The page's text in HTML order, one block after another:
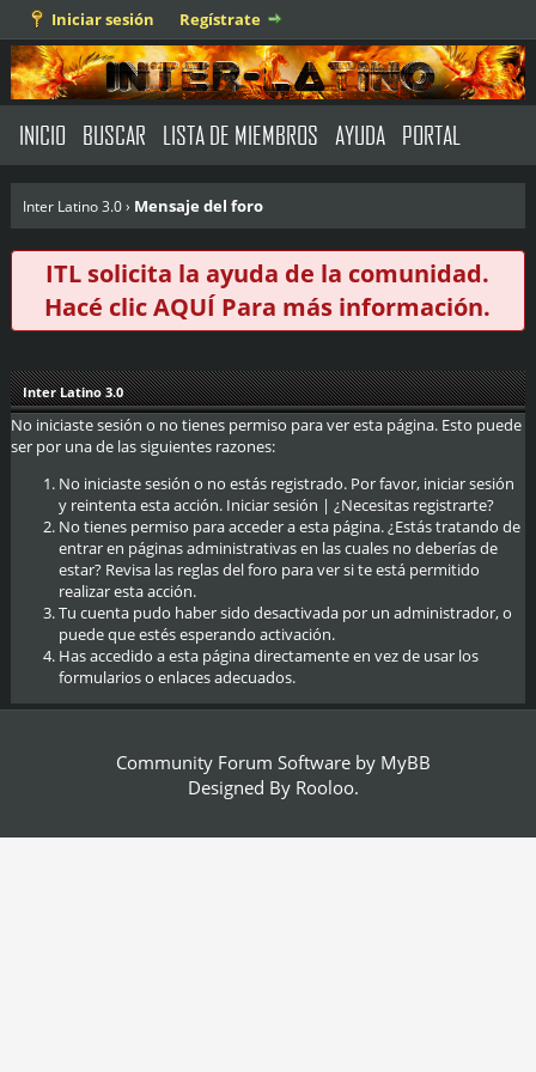
Iniciar sesión Regístrate
INICIO BUSCAR LISTA DE MIEMBROS AYUDA PORTAL
Inter Latino 3.0› Mensaje del foro
ITL solicita la ayuda de la comunidad.
Hacé clicAQUÍ Para más información.
Inter Latino 3.0
No iniciaste sesión o no tienes permiso para ver esta página. Esto puede
ser por una de las siguientes razones:
No iniciaste sesión o no estás registrado. Por favor, iniciar sesión
y reintenta esta acción. Iniciar sesión | ¿Necesitas registrarte?
No tienes permiso para acceder a esta página. ¿Estás tratando de
entrar en páginas administrativas en las cuales no deberías de
estar? Revisa las reglas del foro para ver si te está permitido
realizar esta acción.
Tu cuenta pudo haber sido desactivada por un administrador, o
puede que estés esperando activación.
Has accedido a esta página directamente en vez de usar los
formularios o enlaces adecuados.
Community Forum Software by MyBB
Designed By Rooloo.